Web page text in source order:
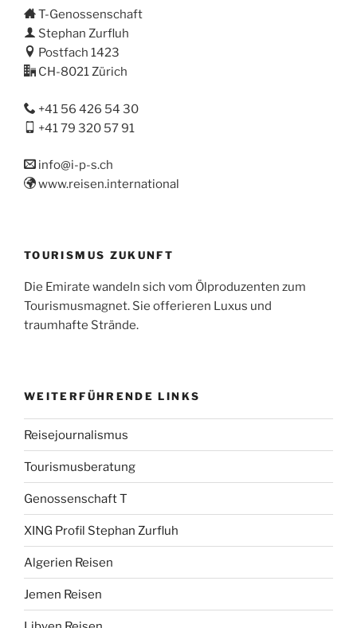
T-Genossenschaft
Stephan Zurfluh
Postfach 1423
CH-8021 Zürich
+41 56 426 54 30
+41 79 320 57 91
info@i-p-s.ch
www.reisen.international
TOURISMUS ZUKUNFT
Die Emirate wandeln sich vom Ölproduzenten zum
Tourismusmagnet. Sie offerieren Luxus und
traumhafte Strände.
WEITERFÜHRENDE LINKS
Reisejournalismus
Tourismusberatung
Genossenschaft T
XING Profil Stephan Zurfluh
Algerien Reisen
Jemen Reisen